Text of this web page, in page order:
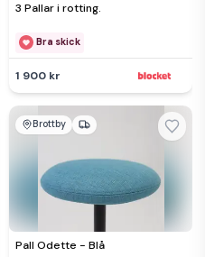
3 Pallar i rotting.
Bra skick
1 900 kr
Brottby
Pall Odette - Blå